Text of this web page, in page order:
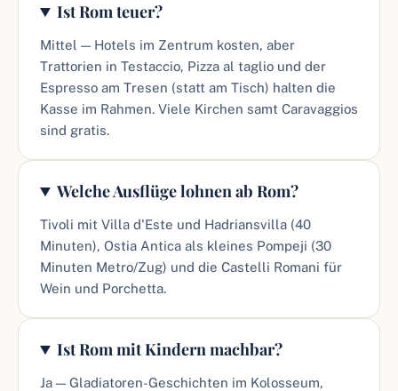
Ist Rom teuer?
Mittel — Hotels im Zentrum kosten, aber
Trattorien in Testaccio, Pizza al taglio und der
Espresso am Tresen (statt am Tisch) halten die
Kasse im Rahmen. Viele Kirchen samt Caravaggios
sind gratis.
Welche Ausflüge lohnen ab Rom?
Tivoli mit Villa d'Este und Hadriansvilla (40
Minuten), Ostia Antica als kleines Pompeji (30
Minuten Metro/Zug) und die Castelli Romani für
Wein und Porchetta.
Ist Rom mit Kindern machbar?
Ja — Gladiatoren-Geschichten im Kolosseum,